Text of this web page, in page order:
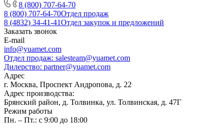
8 (800) 707-64-70
8 (800) 707-64-70Отдел продаж
8 (4832) 34-41-41Отдел закупок и предложений
Заказать звонок
E-mail
info@yuamet.com
Отдел продаж: salesteam@yuamet.com
Дилерство: partner@yuamet.com
Адрес
г. Москва, Проспект Андропова, д. 22
Адрес производства:
Брянский район, д. Толвинка, ул. Толвинская, д. 47Г
Режим работы
Пн. – Пт.: с 9:00 до 18:00